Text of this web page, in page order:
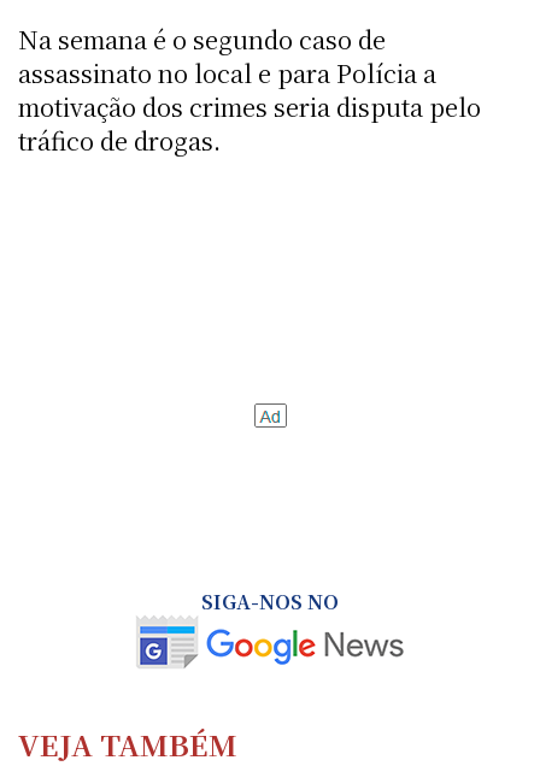
Na semana é o segundo caso de
assassinato no local e para Polícia a
motivação dos crimes seria disputa pelo
tráfico de drogas.
SIGA-NOS NO
VEJA TAMBÉM